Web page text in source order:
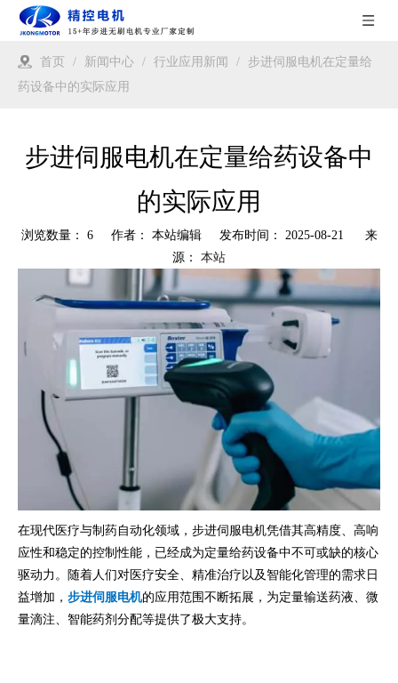
首页 / 新闻中心 / 行业应用新闻 /
步进伺服电机在定量给
药设备中的实际应用
步进伺服电机在定量给药设备中
的实际应用
浏览数量： 6作者： 本站编辑 发布时间： 2025-08-21 来
源： 本站
在现代医疗与制药自动化领域，步进伺服电机凭借其高精度、高响
应性和稳定的控制性能，已经成为定量给药设备中不可或缺的核心
驱动力。随着人们对医疗安全、精准治疗以及智能化管理的需求日
益增加， 步进伺服电机的应用范围不断拓展，为定量输送药液、微
量滴注、智能药剂分配等提供了极大支持。